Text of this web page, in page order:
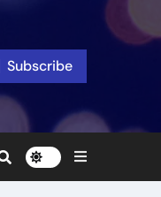
Subscribe